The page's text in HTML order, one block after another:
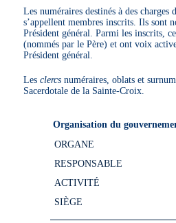
Les numéraires destinés à des
s’appellent membres inscrits. Ils sont
Président général. Parmi les inscrits,
(nommés par le Père) et ont voix
Président général.
Lesclercs numéraires, oblats et
Sacerdotale de la Sainte-Croix.
Organisation du
ORGANE
RESPONSABLE
ACTIVITÉ
SIÈGE